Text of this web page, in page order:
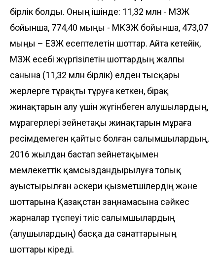
бірлік болды. Оның ішінде: 11,32 млн - МЗЖ
бойынша, 774,40 мыңы - МКЗЖ бойынша, 473,07
мыңы – ЕЗЖ есептелетін шоттар. Айта кетейік,
МЗЖ есебі жүргізілетін шоттардың жалпы
санына (11,32 млн бірлік) елден тысқары
жерлерге тұрақты тұруға кеткен, бірақ
жинақтарын алу үшін жүгінбеген алушылардың,
мұрагерлері зейнетақы жинақтарын мұраға
ресімдемеген қайтыс болған салымшылардың,
2016 жылдан бастап зейнетақымен
мемлекеттік қамсыздандырылуға толық
ауыстырылған әскери қызметшілердің және
шоттарына Қазақстан заңнамасына сәйкес
жарналар түспеуі тиіс салымшылардың
(алушылардың) басқа да санаттарының
шоттары кіреді.